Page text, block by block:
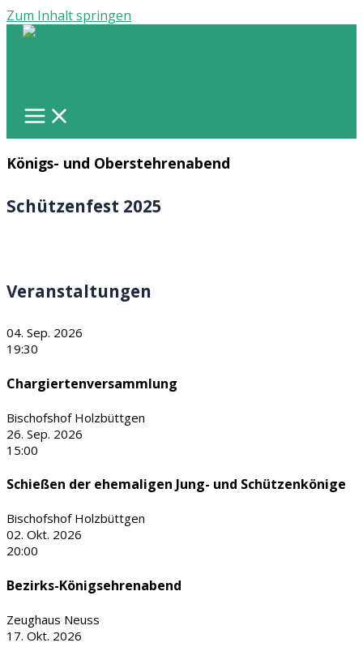
Zum Inhalt springen
Königs- und Oberstehrenabend
Schützenfest 2025
Veranstaltungen
04. Sep. 2026
19:30
Chargiertenversammlung
Bischofshof Holzbüttgen
26. Sep. 2026
15:00
Schießen der ehemaligen Jung- und Schützenkönige
Bischofshof Holzbüttgen
02. Okt. 2026
20:00
Bezirks-Königsehrenabend
Zeughaus Neuss
17. Okt. 2026